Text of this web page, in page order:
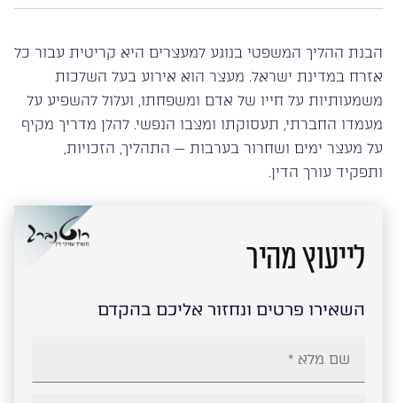
הבנת ההליך המשפטי בנוגע למעצרים היא קריטית עבור כל
אזרח במדינת ישראל. מעצר הוא אירוע בעל השלכות
משמעותיות על חייו של אדם ומשפחתו, ועלול להשפיע על
מעמדו החברתי, תעסוקתו ומצבו הנפשי. להלן מדריך מקיף
על מעצר ימים ושחרור בערבות — התהליך, הזכויות,
ותפקיד עורך הדין.
לייעוץ מהיר
השאירו פרטים ונחזור אליכם בהקדם